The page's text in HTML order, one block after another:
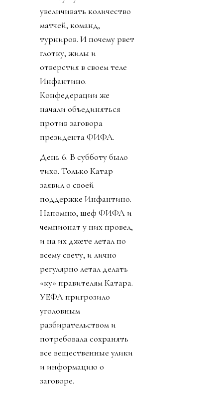
увеличивать количество
матчей, команд,
турниров. И почему рвет
глотку, жилы и
отверстия в своем теле
Инфантино.
Конфедерации же
начали объединяться
против заговора
президента ФИФА.
День 6. В субботу было
тихо. Только Катар
заявил о своей
поддержке Инфантино.
Напомню, шеф ФИФА и
чемпионат у них провел,
и на их джете летал по
всему свету, и лично
регулярно летал делать
«ку» правителям Катара.
УЕФА пригрозило
уголовным
разбирательством и
потребовала сохранять
все вещественные улики
и информацию о
заговоре.